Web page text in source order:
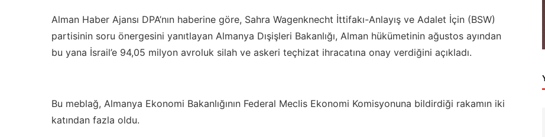
Alman Haber Ajansı DPA’nın haberine göre, Sahra Wagenknecht İttifakı-Anlayış ve Adalet İçin (BSW)
partisinin soru önergesini yanıtlayan Almanya Dışişleri Bakanlığı, Alman hükümetinin ağustos ayından
bu yana İsrail’e 94,05 milyon avroluk silah ve askeri teçhizat ihracatına onay verdiğini açıkladı.
Bu meblağ, Almanya Ekonomi Bakanlığının Federal Meclis Ekonomi Komisyonuna bildirdiği rakamın iki
katından fazla oldu.